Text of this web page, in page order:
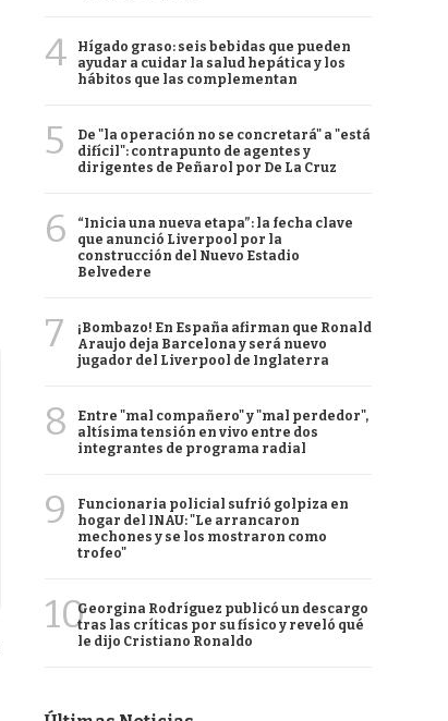
4
Hígado graso: seis bebidas que pueden
ayudar a cuidar la salud hepática y los
hábitos que las complementan
5
De "la operación no se concretará" a "está
difícil": contrapunto de agentes y
dirigentes de Peñarol por De La Cruz
6
“Inicia una nueva etapa”: la fecha clave
que anunció Liverpool por la
construcción del Nuevo Estadio
Belvedere
7
¡Bombazo! En España afirman que Ronald
Araujo deja Barcelona y será nuevo
jugador del Liverpool de Inglaterra
8
Entre "mal compañero" y "mal perdedor",
altísima tensión en vivo entre dos
integrantes de programa radial
9
Funcionaria policial sufrió golpiza en
hogar del INAU: "Le arrancaron
mechones y se los mostraron como
trofeo"
10Georgina Rodríguez publicó un descargo
tras las críticas por su físico y reveló qué
le dijo Cristiano Ronaldo